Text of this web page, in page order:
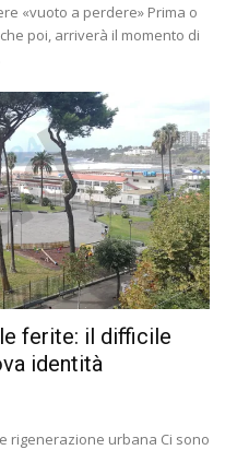
«vuoto a perdere» Prima o
poi, arriverà il momento di
ferite: il difficile
identità
rigenerazione urbana Ci sono